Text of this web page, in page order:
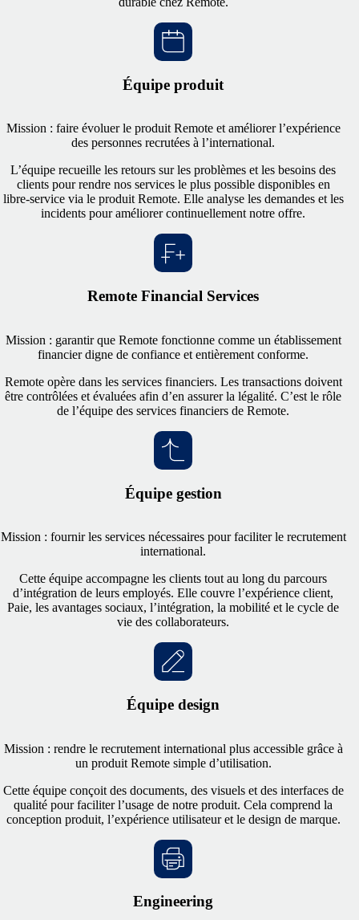
Équipe produit
Mission : faire évoluer le produit Remote et améliorer l’expérience
des personnes recrutées à l’international.
L’équipe recueille les retours sur les problèmes et les besoins des
clients pour rendre nos services le plus possible disponibles en
libre‑service via le produit Remote. Elle analyse les demandes et les
incidents pour améliorer continuellement notre offre.
Remote Financial Services
Mission : garantir que Remote fonctionne comme un établissement
financier digne de confiance et entièrement conforme.
Remote opère dans les services financiers. Les transactions doivent
être contrôlées et évaluées afin d’en assurer la légalité. C’est le rôle
de l’équipe des services financiers de Remote.
Équipe gestion
Mission : fournir les services nécessaires pour faciliter le recrutement
international.
Cette équipe accompagne les clients tout au long du parcours
d’intégration de leurs employés. Elle couvre l’expérience client,
Paie, les avantages sociaux, l’intégration, la mobilité et le cycle de
vie des collaborateurs.
Équipe design
Mission : rendre le recrutement international plus accessible grâce à
un produit Remote simple d’utilisation.
Cette équipe conçoit des documents, des visuels et des interfaces de
qualité pour faciliter l’usage de notre produit. Cela comprend la
conception produit, l’expérience utilisateur et le design de marque.
Engineering